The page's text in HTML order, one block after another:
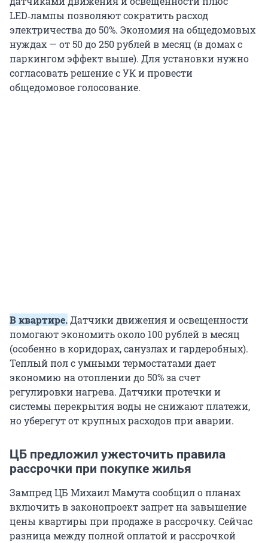
LED‑лампы позволяют сократить расход
электричества до 50%. Экономия на общедомовых
нуждах — от 50 до 250 рублей в месяц (в домах с
паркингом эффект выше). Для установки нужно
согласовать решение с УК и провести
общедомовое голосование.
В квартире.Датчики движения и освещенности
помогают экономить около 100 рублей в месяц
(особенно в коридорах, санузлах и гардеробных).
Теплый пол с умными термостатами дает
экономию на отоплении до 50% за счет
регулировки нагрева. Датчики протечки и
системы перекрытия воды не снижают платежи,
но уберегут от крупных расходов при аварии.
ЦБ предложил ужесточить правила
рассрочки при покупке жилья
Зампред ЦБ Михаил Мамута сообщил о планах
включить в законопроект запрет на завышение
цены квартиры при продаже в рассрочку. Сейчас
разница между полной оплатой и рассрочкой